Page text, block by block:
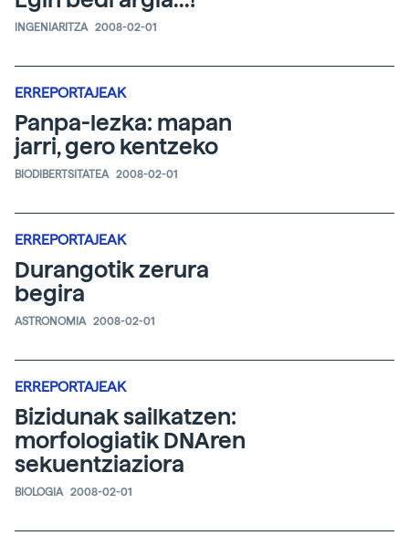
INGENIARITZA 2008-02-01
ERREPORTAJEAK
Panpa-lezka: mapan
jarri, gero kentzeko
BIODIBERTSITATEA 2008-02-01
ERREPORTAJEAK
Durangotik zerura
begira
ASTRONOMIA 2008-02-01
ERREPORTAJEAK
Bizidunak sailkatzen:
morfologiatik DNAren
sekuentziaziora
BIOLOGIA 2008-02-01